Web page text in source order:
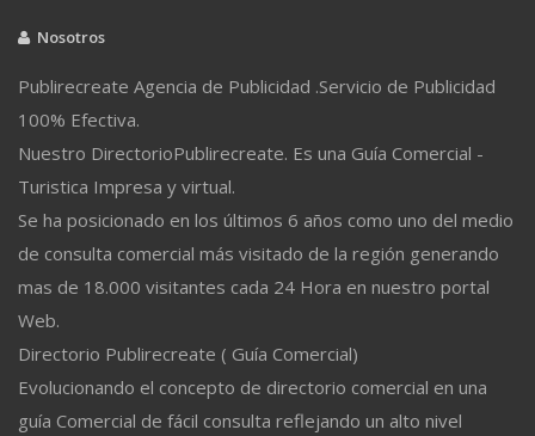
Nosotros
Publirecreate Agencia de Publicidad .Servicio de Publicidad
100% Efectiva.
Nuestro DirectorioPublirecreate. Es una Guía Comercial -
Turistica Impresa y virtual.
Se ha posicionado en los últimos 6 años como uno del medio
de consulta comercial más visitado de la región generando
mas de 18.000 visitantes cada 24 Hora en nuestro portal
Web.
Directorio Publirecreate ( Guía Comercial)
Evolucionando el concepto de directorio comercial en una
guía Comercial de fácil consulta reflejando un alto nivel